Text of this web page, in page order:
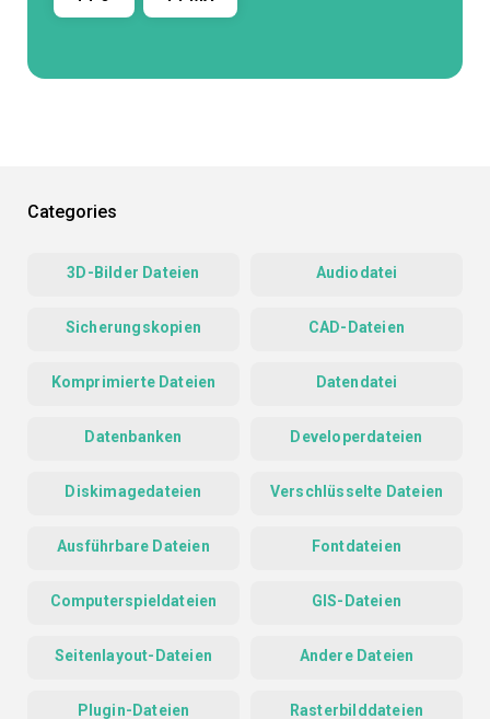
Categories
3D-Bilder Dateien Audiodatei
Sicherungskopien CAD-Dateien
Komprimierte Dateien Datendatei
Datenbanken Developerdateien
Diskimagedateien Verschlüsselte Dateien
Ausführbare Dateien Fontdateien
Computerspieldateien GIS-Dateien
Seitenlayout-Dateien Andere Dateien
Plugin-Dateien Rasterbilddateien